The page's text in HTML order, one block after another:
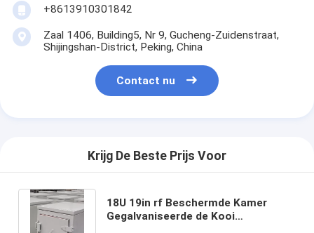
+8613910301842
Zaal 1406, Building5, Nr 9, Gucheng-Zuidenstraat,
Shijingshan-District, Peking, China
Contact nu
Krijg De Beste Prijs Voor
18U 19in rf Beschermde Kamer
Gegalvaniseerde de Kooi